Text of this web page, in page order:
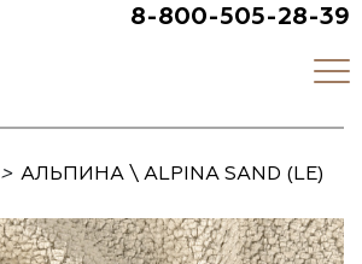
8-800-505-28-39
> АЛЬПИНА \ ALPINA SAND (LE)